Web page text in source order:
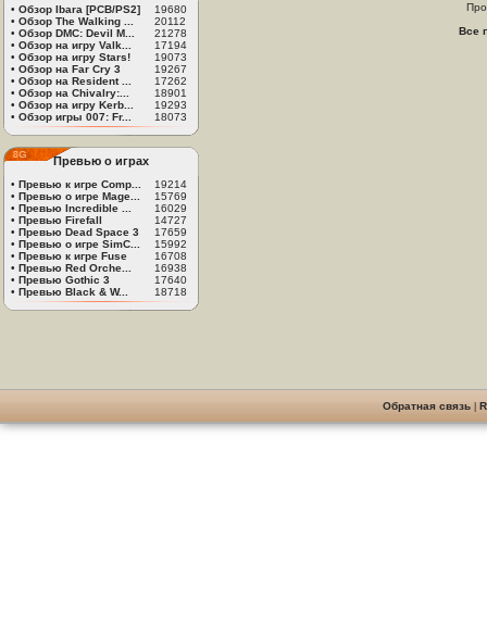
• Обзор Ibara [PCB/PS2]
19680
• Обзор The Walking ...
20112
• Обзор DMC: Devil M...
21278
• Обзор на игру Valk...
17194
• Обзор на игру Stars!
19073
• Обзор на Far Cry 3
19267
• Обзор на Resident ...
17262
• Обзор на Chivalry:...
18901
• Обзор на игру Kerb...
19293
• Обзор игры 007: Fr... 18073
Превью о играх
• Превью к игре Comp...
19214
• Превью о игре Mage...
15769
• Превью Incredible ...
16029
• Превью Firefall
14727
• Превью Dead Space 3
17659
• Превью о игре SimC...
15992
• Превью к игре Fuse
16708
• Превью Red Orche...
16938
• Превью Gothic 3
17640
• Превью Black & W... 18718
Все
Обратная связь